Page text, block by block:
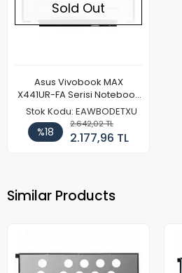
Sold Out
Asus Vivobook MAX
X441UR-FA Serisi Notebook
Ekran Paneli (IPS)(FHD)
Stok Kodu: EAWBODETXU
%18
2.642,02 TL
2.177,96 TL
Similar Products